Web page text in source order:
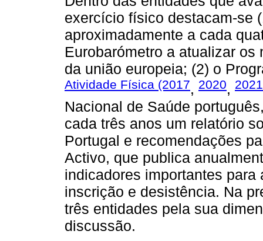
exercício físico destacam-se
aproximadamente a cada
Eurobarómetro a atualizar
da união europeia; (2) o
Atividade Física (2017, 2020, 2021
Nacional de Saúde
cada três anos um relatório
Portugal e recomendações
Activo, que publica
indicadores importantes
inscrição e desistência. Na
três entidades pela sua
discussão.